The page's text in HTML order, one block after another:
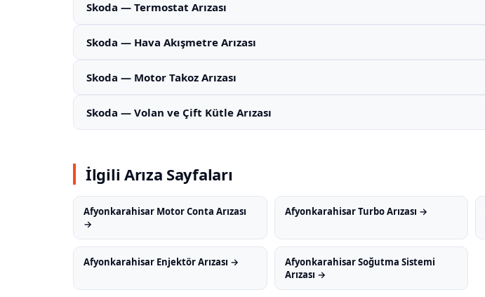
Skoda — Termostat Arızası
Skoda — Hava Akışmetre Arızası
Skoda — Motor Takoz Arızası
Skoda — Volan ve Çift Kütle Arızası
İlgili Arıza Sayfaları
Afyonkarahisar Motor Conta Arızası
→
Afyonkarahisar Turbo Arızası →
Afyonkarahisar Enjektör Arızası →
Afyonkarahisar Soğutma Sistemi
Arızası →